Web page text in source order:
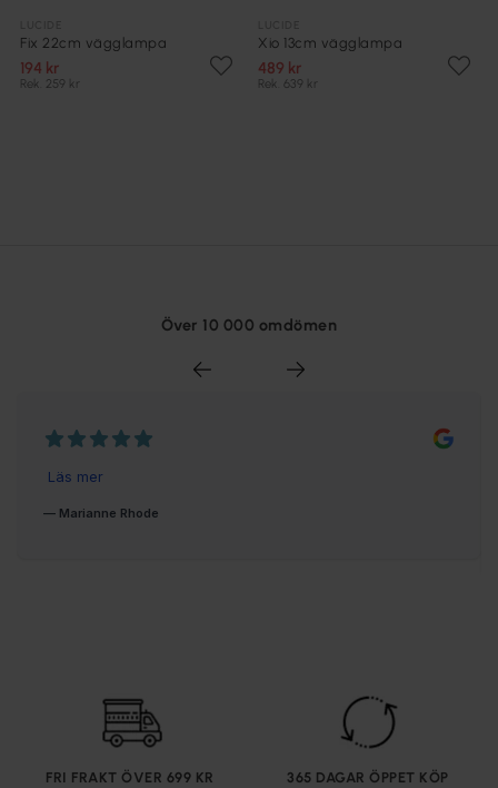
Fix 22cm vägglampa
194 kr
Rek. 259 kr
Xio 13cm vägglampa
489 kr
Rek. 639 kr
Över 10 000 omdömen
FRI FRAKT ÖVER 699 KR 365 DAGAR ÖPPET KÖP